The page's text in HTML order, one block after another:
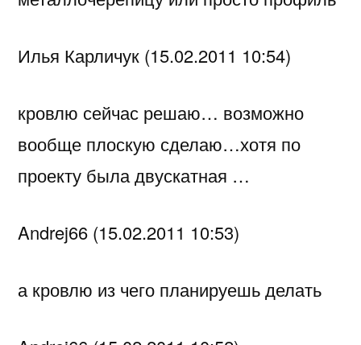
Илья Карличук (15.02.2011 10:54)
кровлю сейчас решаю… возможно
вообще плоскую сделаю…хотя по
проекту была двускатная …
Andrej66 (15.02.2011 10:53)
а кровлю из чего планируешь делать